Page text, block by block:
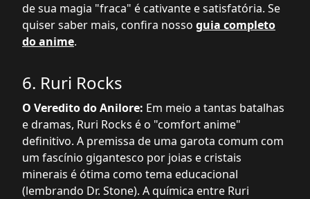
de sua magia "fraca" é cativante e satisfatória. Se
quiser saber mais, confira nosso guia completo
do anime.
6. Ruri Rocks
O Veredito do Anilore: Em meio a tantas batalhas
e dramas, Ruri Rocks é o "comfort anime"
definitivo. A premissa de uma garota comum com
um fascínio gigantesco por joias e cristais
minerais é ótima como tema educacional
(lembrando Dr. Stone). A química entre Ruri